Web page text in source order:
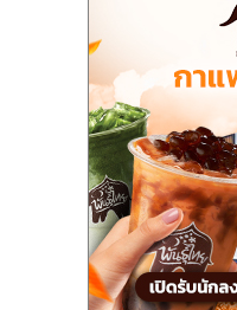
ไชส์,
ปรึกษา
แฟ